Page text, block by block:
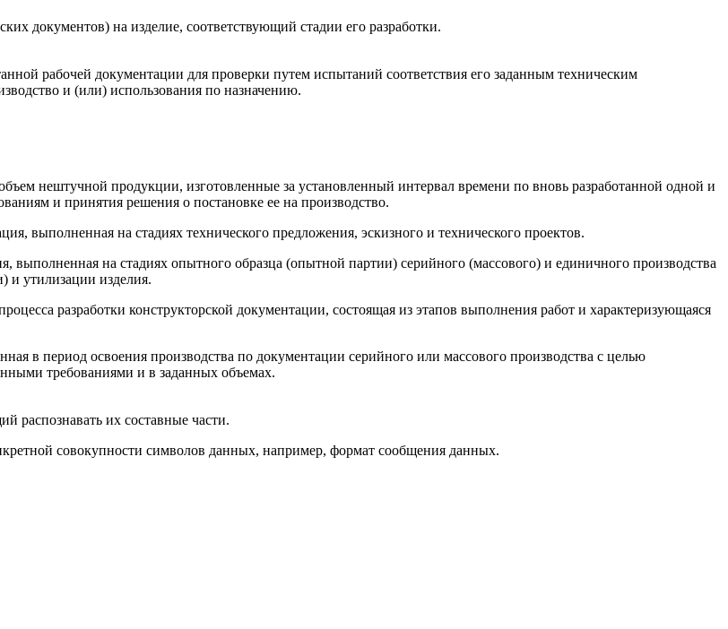
документов) на изделие, соответствующий стадии его разработки.
рабочей документации для проверки путем испытаний соответствия его заданным техническим
и (или) использования по назначению.
нештучной продукции, изготовленные за установленный интервал времени по вновь разработанной одной и
и принятия решения о постановке ее на производство.
выполненная на стадиях технического предложения, эскизного и технического проектов.
выполненная на стадиях опытного образца (опытной партии) серийного (массового) и единичного производства
и утилизации изделия.
разработки конструкторской документации, состоящая из этапов выполнения работ и характеризующаяся
в период освоения производства по документации серийного или массового производства с целью
требованиями и в заданных объемах.
распознавать их составные части.
совокупности символов данных, например, формат сообщения данных.